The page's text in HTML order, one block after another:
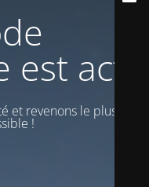
actif
et revenons le plus
!